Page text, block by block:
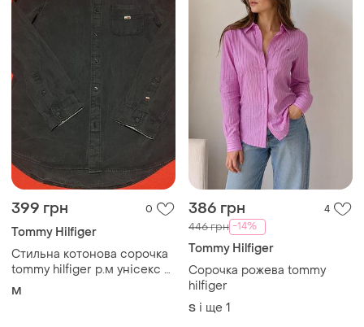
399 грн 0
Tommy Hilfiger
Стильна котонова сорочка
tommy hilfiger р.м унісекс в
ідеалі
M
386 грн 4
446 грн -14%
Tommy Hilfiger
Сорочка рожева tommy
hilfiger
S і ще 1